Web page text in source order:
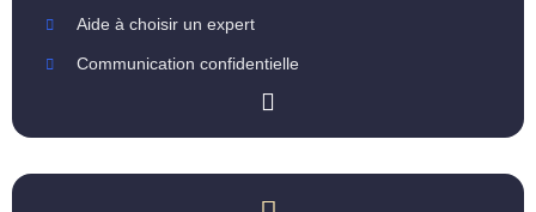
Aide à choisir un expert
Communication confidentielle